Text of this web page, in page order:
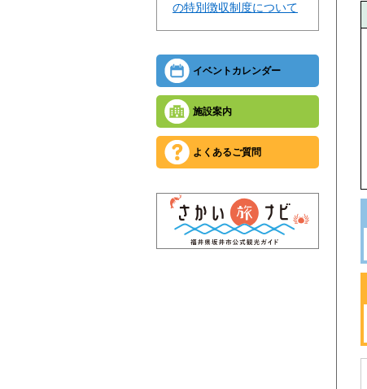
の特別徴収制度について
イベントカレンダー
施設案内
よくあるご質問